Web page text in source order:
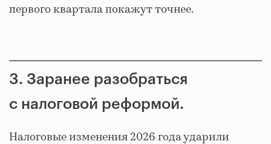
первого квартала покажут точнее.
3. Заранее разобраться
с налоговой реформой.
Налоговые изменения 2026 года ударили